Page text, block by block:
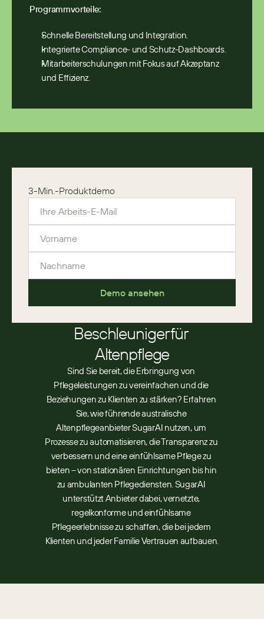
Programmvorteile:
Schnelle Bereitstellung und Integration.
Integrierte Compliance- und Schutz-Dashboards.
Mitarbeiterschulungen mit Fokus auf Akzeptanz
und Effizienz.
3-Min.-Produktdemo
Demo ansehen
Beschleuniger für
Altenpflege
Sind Sie bereit, die Erbringung von
Pflegeleistungen zu vereinfachen und die
Beziehungen zu Klienten zu stärken? Erfahren
Sie, wie führende australische
Altenpflegeanbieter SugarAI nutzen, um
Prozesse zu automatisieren, die Transparenz zu
verbessern und eine einfühlsame Pflege zu
bieten – von stationären Einrichtungen bis hin
zu ambulanten Pflegediensten. SugarAI
unterstützt Anbieter dabei, vernetzte,
regelkonforme und einfühlsame
Pflegeerlebnisse zu schaffen, die bei jedem
Klienten und jeder Familie Vertrauen aufbauen.